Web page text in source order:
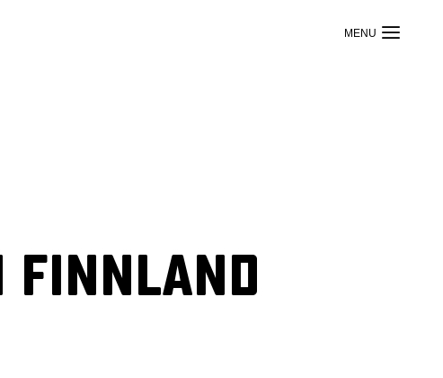
Finnland